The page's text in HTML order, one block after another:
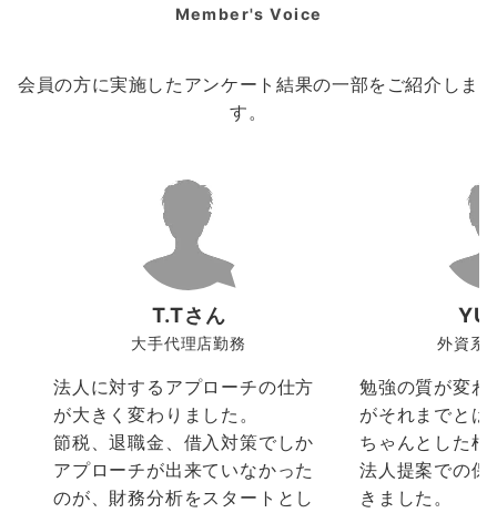
Member's Voice
会員の方に実施したアンケート結果の一部をご紹介しま
す。
T.Tさん
大手代理店勤務
法人に対するアプローチの仕方
が大きく変わりました。
節税、退職金、借入対策でしか
アプローチが出来ていなかった
のが、財務分析をスタートとし
YU
外資系
勉強の質が変わ
がそれまでと
ちゃんとした
法人提案での保
きました。